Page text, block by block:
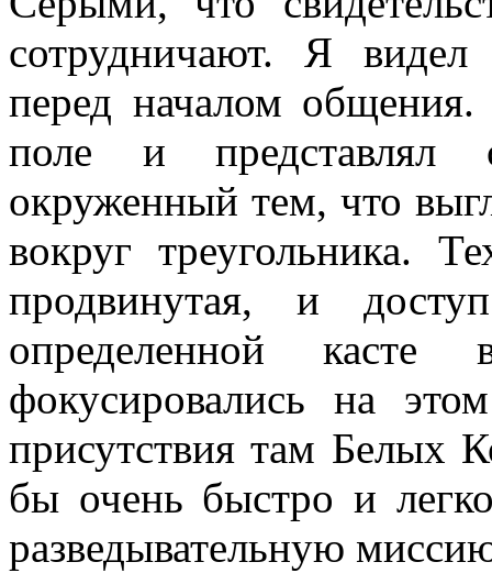
сотрудничают. Я
перед началом
поле и представлял
окруженный тем, что
вокруг треугольника.
продвинутая, и
определенной
фокусировались на
присутствия там Белых
бы очень быстро и
разведывательную